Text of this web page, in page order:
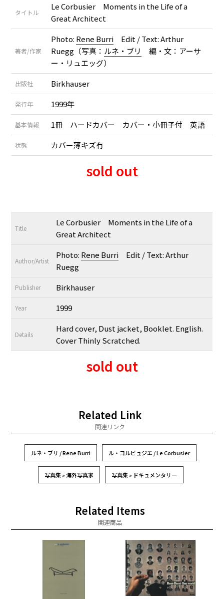
タイトル
Le Corbusier Moments in the Life of a
Great Architect
著者/作家
Photo: Rene Burri Edit / Text: Arthur
Ruegg（写真： ルネ・ブリ
編・文：アーサ
ー・リュエッグ）
出版社 Birkhauser
発行年 1999年
基本情報 1冊 ハードカバー カバー・小冊子付 英語
状態 カバー薄キズ有
sold out
Title
Le Corbusier Moments in the Life of a
Great Architect
Author/Artist
Photo: Rene Burri Edit / Text: Arthur
Ruegg
Publisher Birkhauser
Year 1999
Details
Hard cover, Dust jacket, Booklet. English.
Cover Thinly Scratched.
sold out
Related Link
関連リンク
ルネ・ブリ / Rene Burri ル・コルビュジエ / Le Corbusier
写真集 » 海外写真家 写真集 » ドキュメンタリー
Related Items
関連商品